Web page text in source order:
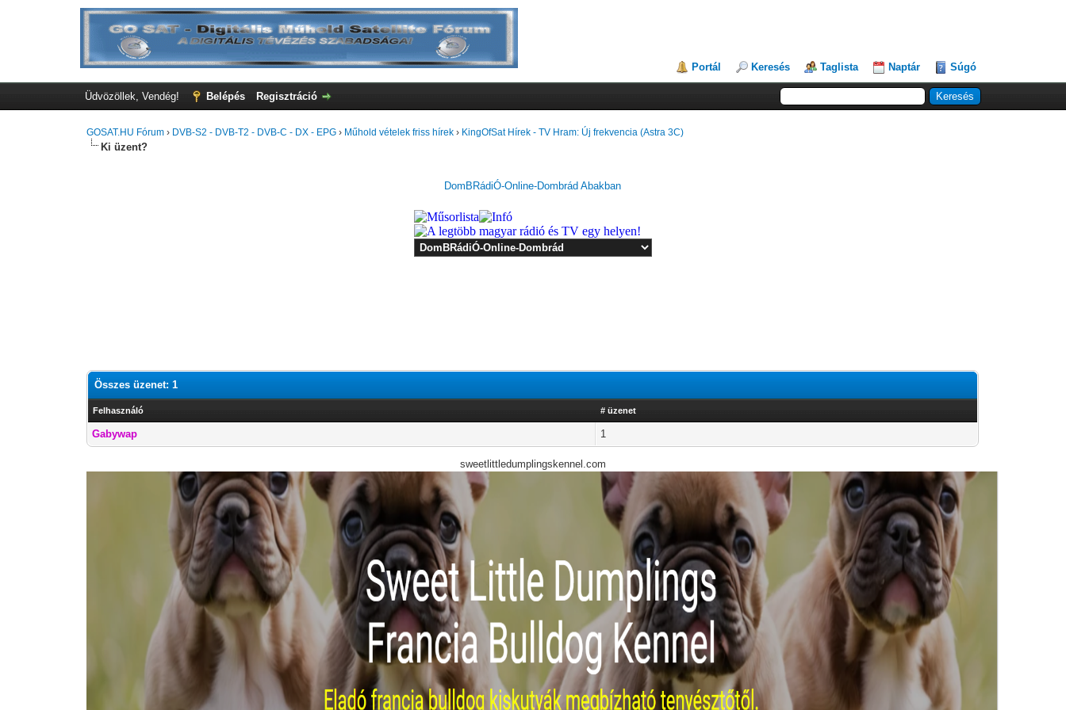
Portál Keresés Taglista Naptár Súgó
Üdvözöllek, Vendég! Belépés Regisztráció
GOSAT.HU Fórum › DVB-S2 - DVB-T2 - DVB-C - DX - EPG › Műhold vételek friss hírek › KingOfSat Hírek - TV Hram: Új frekvencia (Astra 3C)
Ki üzent?
DomBRádiÓ-Online-Dombrád Abakban
Összes üzenet: 1
Felhasználó # üzenet
Gabywap 1
sweetlittledumplingskennel.com